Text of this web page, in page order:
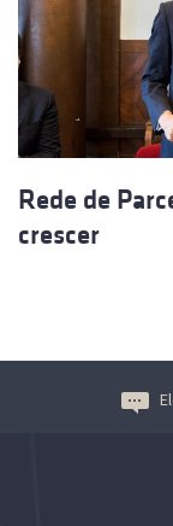
Rede de
crescer